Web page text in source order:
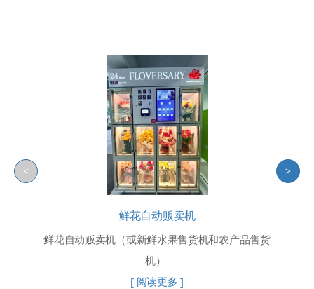
鲜花自动贩卖机
鲜花自动贩卖机（或新鲜水果售货机和农产品售货
机）
[ 阅读更多 ]
< >